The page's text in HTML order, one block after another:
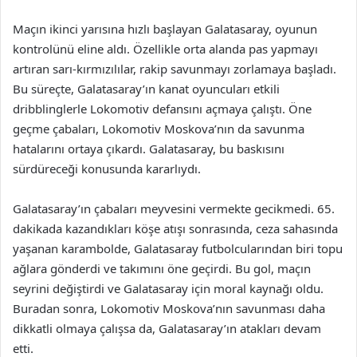
Maçın ikinci yarısına hızlı başlayan Galatasaray, oyunun
kontrolünü eline aldı. Özellikle orta alanda pas yapmayı
artıran sarı-kırmızılılar, rakip savunmayı zorlamaya başladı.
Bu süreçte, Galatasaray’ın kanat oyuncuları etkili
dribblinglerle Lokomotiv defansını açmaya çalıştı. Öne
geçme çabaları, Lokomotiv Moskova’nın da savunma
hatalarını ortaya çıkardı. Galatasaray, bu baskısını
sürdüreceği konusunda kararlıydı.
Galatasaray’ın çabaları meyvesini vermekte gecikmedi. 65.
dakikada kazandıkları köşe atışı sonrasında, ceza sahasında
yaşanan karambolde, Galatasaray futbolcularından biri topu
ağlara gönderdi ve takımını öne geçirdi. Bu gol, maçın
seyrini değiştirdi ve Galatasaray için moral kaynağı oldu.
Buradan sonra, Lokomotiv Moskova’nın savunması daha
dikkatli olmaya çalışsa da, Galatasaray’ın atakları devam
etti.